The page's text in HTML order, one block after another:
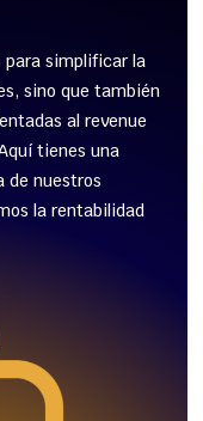
para simplificar la
sino que también
al revenue
tienes una
de nuestros
la rentabilidad